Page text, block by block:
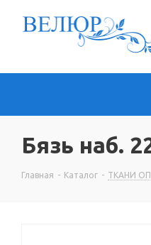
Бязь наб.
Главная - Каталог - ТКАНИ